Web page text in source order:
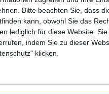
Bitte beachten Sie, dass
kann, obwohl Sie das
lediglich für diese Website.
indem Sie zu dieser
klicken.
ANZAHL DER SPIELE
MITTWOCH
11,11% 2,22%